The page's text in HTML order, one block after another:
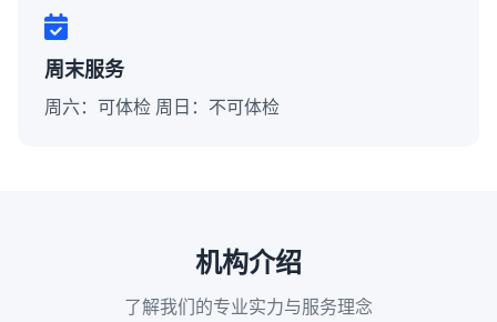
周末服务
周六：可体检 周日：不可体检
机构介绍
了解我们的专业实力与服务理念